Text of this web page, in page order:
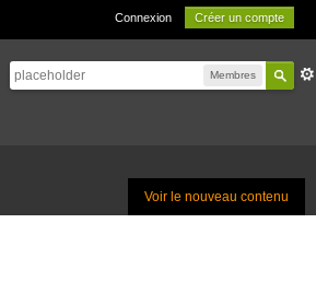
Connexion Créer un compte
Membres
Voir le nouveau contenu